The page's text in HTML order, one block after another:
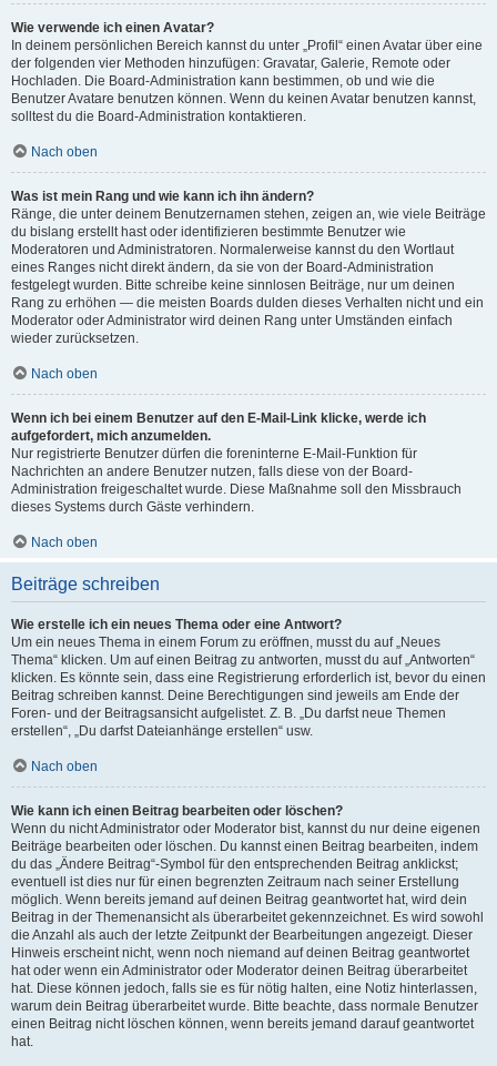
Wie verwende ich einen Avatar?
In deinem persönlichen Bereich kannst du unter „Profil“ einen Avatar über eine
der folgenden vier Methoden hinzufügen: Gravatar, Galerie, Remote oder
Hochladen. Die Board-Administration kann bestimmen, ob und wie die
Benutzer Avatare benutzen können. Wenn du keinen Avatar benutzen kannst,
solltest du die Board-Administration kontaktieren.
Nach oben
Was ist mein Rang und wie kann ich ihn ändern?
Ränge, die unter deinem Benutzernamen stehen, zeigen an, wie viele Beiträge
du bislang erstellt hast oder identifizieren bestimmte Benutzer wie
Moderatoren und Administratoren. Normalerweise kannst du den Wortlaut
eines Ranges nicht direkt ändern, da sie von der Board-Administration
festgelegt wurden. Bitte schreibe keine sinnlosen Beiträge, nur um deinen
Rang zu erhöhen — die meisten Boards dulden dieses Verhalten nicht und ein
Moderator oder Administrator wird deinen Rang unter Umständen einfach
wieder zurücksetzen.
Nach oben
Wenn ich bei einem Benutzer auf den E-Mail-Link klicke, werde ich
aufgefordert, mich anzumelden.
Nur registrierte Benutzer dürfen die foreninterne E-Mail-Funktion für
Nachrichten an andere Benutzer nutzen, falls diese von der Board-
Administration freigeschaltet wurde. Diese Maßnahme soll den Missbrauch
dieses Systems durch Gäste verhindern.
Nach oben
Beiträge schreiben
Wie erstelle ich ein neues Thema oder eine Antwort?
Um ein neues Thema in einem Forum zu eröffnen, musst du auf „Neues
Thema“ klicken. Um auf einen Beitrag zu antworten, musst du auf „Antworten“
klicken. Es könnte sein, dass eine Registrierung erforderlich ist, bevor du einen
Beitrag schreiben kannst. Deine Berechtigungen sind jeweils am Ende der
Foren- und der Beitragsansicht aufgelistet. Z. B. „Du darfst neue Themen
erstellen“, „Du darfst Dateianhänge erstellen“ usw.
Nach oben
Wie kann ich einen Beitrag bearbeiten oder löschen?
Wenn du nicht Administrator oder Moderator bist, kannst du nur deine eigenen
Beiträge bearbeiten oder löschen. Du kannst einen Beitrag bearbeiten, indem
du das „Ändere Beitrag“-Symbol für den entsprechenden Beitrag anklickst;
eventuell ist dies nur für einen begrenzten Zeitraum nach seiner Erstellung
möglich. Wenn bereits jemand auf deinen Beitrag geantwortet hat, wird dein
Beitrag in der Themenansicht als überarbeitet gekennzeichnet. Es wird sowohl
die Anzahl als auch der letzte Zeitpunkt der Bearbeitungen angezeigt. Dieser
Hinweis erscheint nicht, wenn noch niemand auf deinen Beitrag geantwortet
hat oder wenn ein Administrator oder Moderator deinen Beitrag überarbeitet
hat. Diese können jedoch, falls sie es für nötig halten, eine Notiz hinterlassen,
warum dein Beitrag überarbeitet wurde. Bitte beachte, dass normale Benutzer
einen Beitrag nicht löschen können, wenn bereits jemand darauf geantwortet
hat.